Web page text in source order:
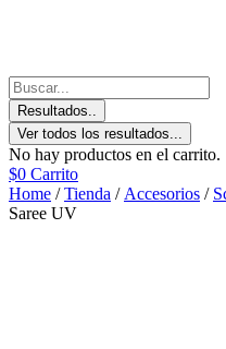
Resultados..
Ver todos los resultados...
No hay productos en el carrito.
$0 Carrito
Home /Tienda / Accesorios /
Saree UV